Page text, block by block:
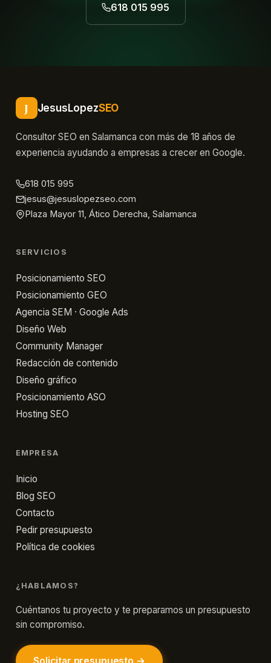
618 015 995
J JesusLopezSEO
Consultor SEO en Salamanca con más de 18 años de
experiencia ayudando a empresas a crecer en Google.
618 015 995
jesus@jesuslopezseo.com
Plaza Mayor 11, Ático Derecha, Salamanca
SERVICIOS
Posicionamiento SEO
Posicionamiento GEO
Agencia SEM · Google Ads
Diseño Web
Community Manager
Redacción de contenido
Diseño gráfico
Posicionamiento ASO
Hosting SEO
EMPRESA
Inicio
Blog SEO
Contacto
Pedir presupuesto
Política de cookies
¿HABLAMOS?
Cuéntanos tu proyecto y te preparamos un presupuesto
sin compromiso.